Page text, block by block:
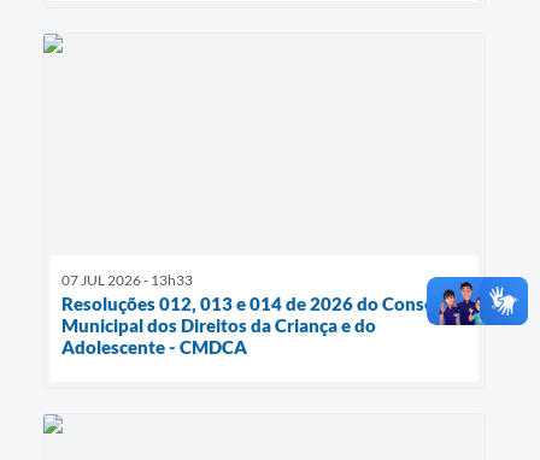
07 JUL 2026 - 13h33
Resoluções 012, 013 e 014 de 2026 do Conselho
Municipal dos Direitos da Criança e do
Adolescente - CMDCA